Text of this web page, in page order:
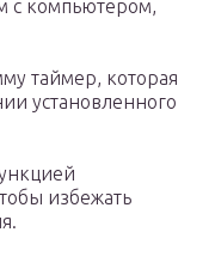
с компьютером,
таймер, которая
установленного
избежать